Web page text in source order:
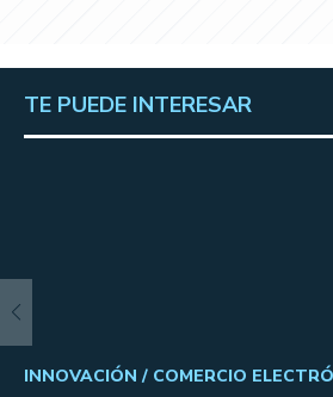
TE PUEDE INTERESAR
INNOVACIÓN / COMERCIO